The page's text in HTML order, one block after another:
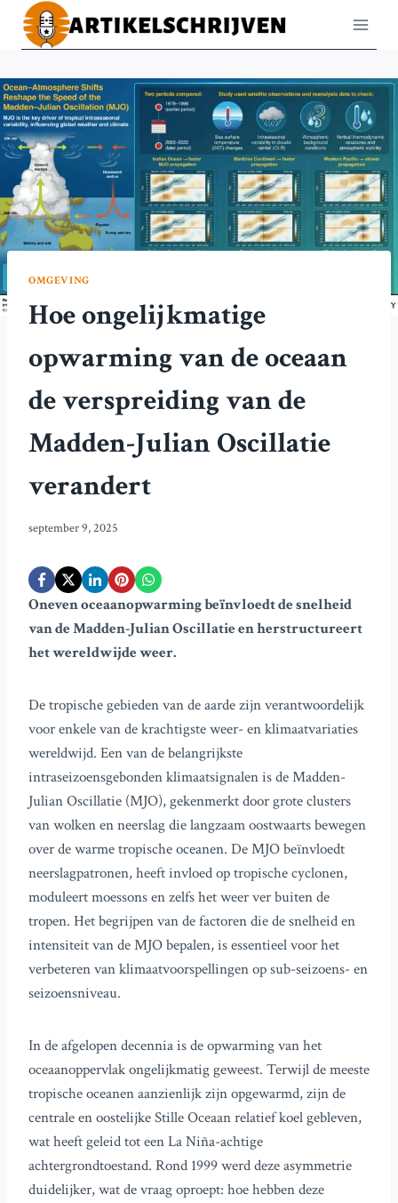
Doorgaan
naar
OMGEVING
Hoe ongelijkmatige
opwarming van de oceaan
de verspreiding van de
Madden-Julian Oscillatie
verandert
september 9, 2025
Oneven oceaanopwarming beïnvloedt de snelheid
van de Madden-Julian Oscillatie en herstructureert
het wereldwijde weer.
De tropische gebieden van de aarde zijn verantwoordelijk
voor enkele van de krachtigste weer- en klimaatvariaties
wereldwijd. Een van de belangrijkste
intraseizoensgebonden klimaatsignalen is de Madden-
Julian Oscillatie (MJO), gekenmerkt door grote clusters
van wolken en neerslag die langzaam oostwaarts bewegen
over de warme tropische oceanen. De MJO beïnvloedt
neerslagpatronen, heeft invloed op tropische cyclonen,
moduleert moessons en zelfs het weer ver buiten de
tropen. Het begrijpen van de factoren die de snelheid en
intensiteit van de MJO bepalen, is essentieel voor het
verbeteren van klimaatvoorspellingen op sub-seizoens- en
seizoensniveau.
In de afgelopen decennia is de opwarming van het
oceaanoppervlak ongelijkmatig geweest. Terwijl de meeste
tropische oceanen aanzienlijk zijn opgewarmd, zijn de
centrale en oostelijke Stille Oceaan relatief koel gebleven,
wat heeft geleid tot een La Niña-achtige
achtergrondtoestand. Rond 1999 werd deze asymmetrie
duidelijker, wat de vraag oproept: hoe hebben deze